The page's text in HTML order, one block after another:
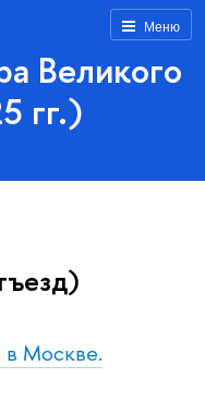
Меню
Великого
гг.)
в Москве.